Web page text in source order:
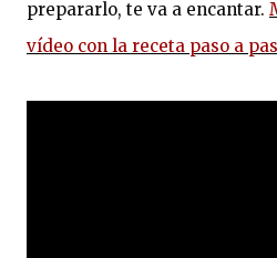
prepararlo, te va a encantar.
vídeo con la receta paso a